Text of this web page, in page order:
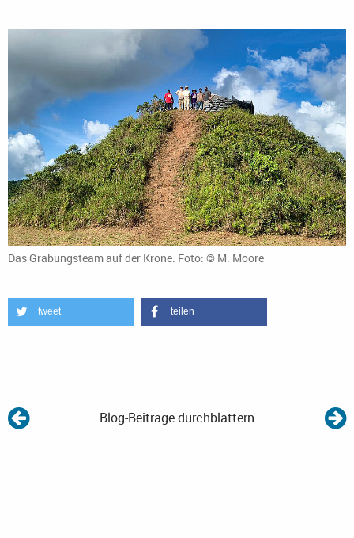
Das Grabungsteam auf der Krone. Foto: © M. Moore
tweet teilen
Blog-Beiträge durchblättern